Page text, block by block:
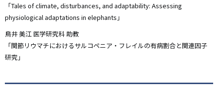
「Tales of climate, disturbances, and adaptability: Assessing
physiological adaptations in elephants」
鳥井 美江 医学研究科 助教
「関節リウマチにおけるサルコペニア・フレイルの有病割合と関連因子
研究」